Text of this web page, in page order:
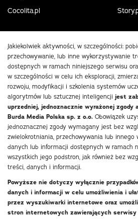
Cocolita.pl
Jakiekolwiek aktywności, w szczególności:
przechowywanie, lub inne wykorzystywanie
dostępnych w ramach niniejszego serwisu
w szczególności w celu ich eksploracji,
rozwoju, modyfikacji i szkolenia systemów
algorytmów lub sztucznej inteligencji jest
uprzedniej, jednoznacznie wyrażonej zgody
Burda Media Polska sp. z o.o. Obowiązek
jednoznacznej zgody wymagany jest bez
zwielokrotniania, przechowywania lub
danych lub informacji dostępnych w ramach
wszystkich jego podstron, jak również bez
treści, danych i informacji.
Powyższe nie dotyczy wyłącznie
danych i informacji w celu umożliwienia i
przez wyszukiwarki internetowe oraz
stron internetowych zawierających